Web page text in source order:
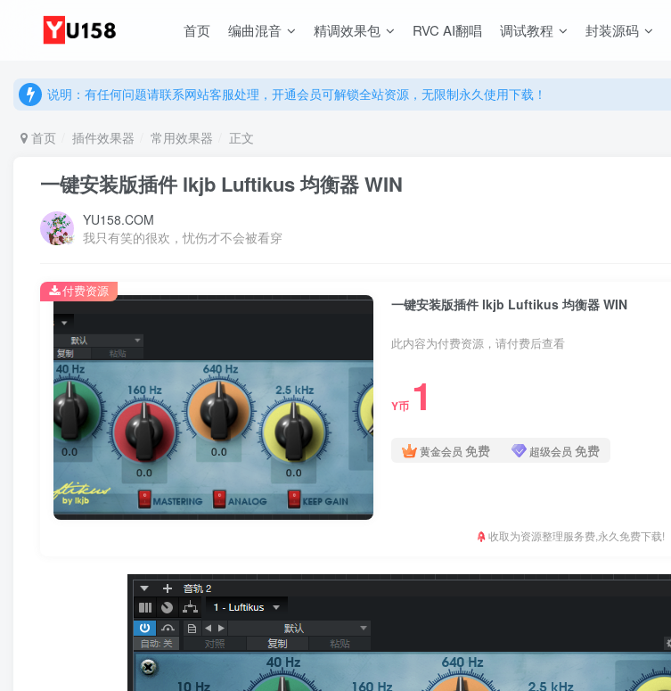
首页 编曲混音 精调效果包 RVC AI翻唱 调试教程 封装源码
说明：有任何问题请联系网站客服处理，开通会员可解锁全站资源，无限制永久使用下载！
说明：有任何问题请联系网站客服处理，开通会员可解锁全站资源，无限制永久使用下载！
首页 插件效果器 常用效果器 正文
一键安装版插件 lkjb Luftikus 均衡器 WIN
YU158.COM
我只有笑的很欢，忧伤才不会被看穿
一键安装版插件 lkjb Luftikus 均衡器 WIN
此内容为付费资源，请付费后查看
Y币 1
黄金会员 免费 超级会员 免费
收取为资源整理服务费,永久免费下载!
付费资源